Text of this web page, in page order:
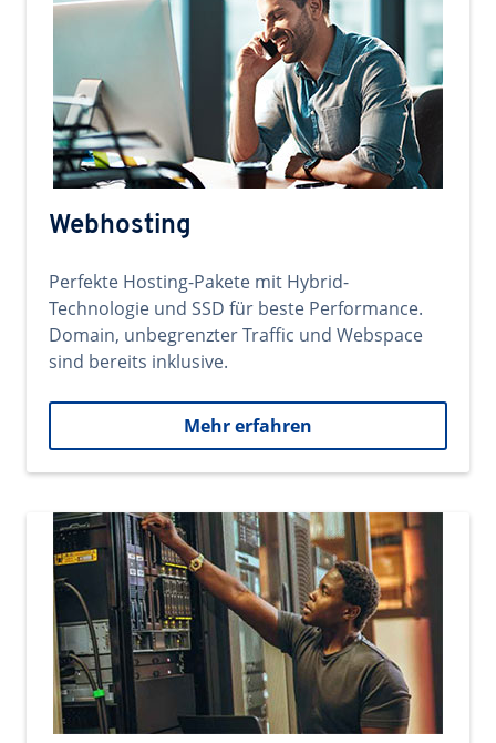
Webhosting
Perfekte Hosting-Pakete mit Hybrid-
Technologie und SSD für beste Performance.
Domain, unbegrenzter Traffic und Webspace
sind bereits inklusive.
Mehr erfahren